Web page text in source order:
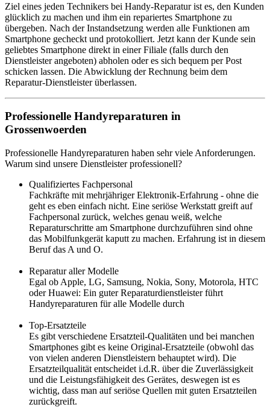
Ziel eines jeden Technikers bei Handy-Reparatur ist es, den Kunden
glücklich zu machen und ihm ein repariertes Smartphone zu
übergeben. Nach der Instandsetzung werden alle Funktionen am
Smartphone gecheckt und protokolliert. Jetzt kann der Kunde sein
geliebtes Smartphone direkt in einer Filiale (falls durch den
Dienstleister angeboten) abholen oder es sich bequem per Post
schicken lassen. Die Abwicklung der Rechnung beim dem
Reparatur-Dienstleister überlassen.
Professionelle Handyreparaturen in
Grossenwoerden
Professionelle Handyreparaturen haben sehr viele Anforderungen.
Warum sind unsere Dienstleister professionell?
Qualifiziertes Fachpersonal
Fachkräfte mit mehrjähriger Elektronik-Erfahrung - ohne die
geht es eben einfach nicht. Eine seriöse Werkstatt greift auf
Fachpersonal zurück, welches genau weiß, welche
Reparaturschritte am Smartphone durchzuführen sind ohne
das Mobilfunkgerät kaputt zu machen. Erfahrung ist in diesem
Beruf das A und O.
Reparatur aller Modelle
Egal ob Apple, LG, Samsung, Nokia, Sony, Motorola, HTC
oder Huawei: Ein guter Reparaturdienstleister führt
Handyreparaturen für alle Modelle durch
Top-Ersatzteile
Es gibt verschiedene Ersatzteil-Qualitäten und bei manchen
Smartphones gibt es keine Original-Ersatzteile (obwohl das
von vielen anderen Dienstleistern behauptet wird). Die
Ersatzteilqualität entscheidet i.d.R. über die Zuverlässigkeit
und die Leistungsfähigkeit des Gerätes, deswegen ist es
wichtig, dass man auf seriöse Quellen mit guten Ersatzteilen
zurückgreift.